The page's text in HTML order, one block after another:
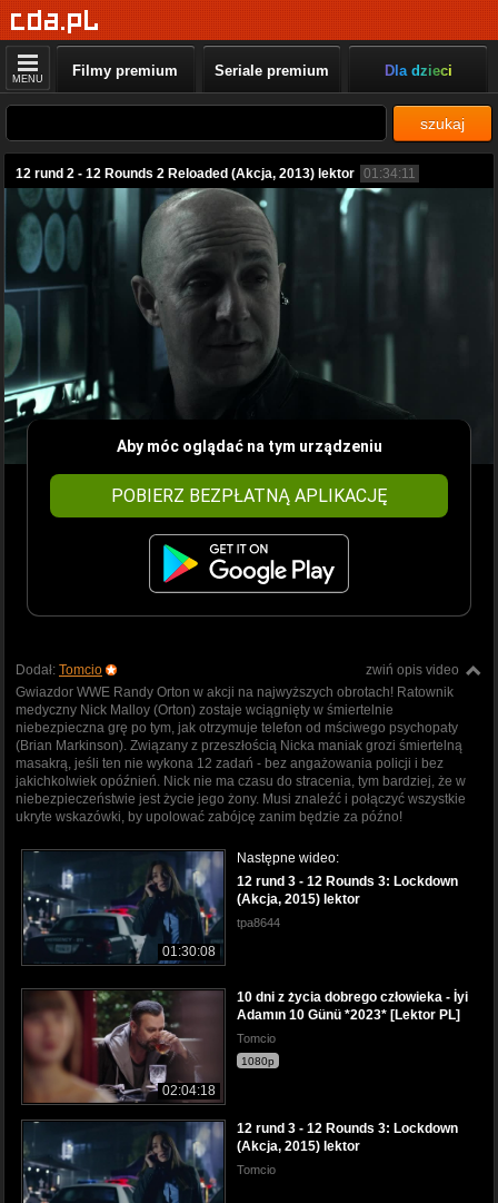
MENU Filmy premium Seriale premium Dla dzieci
szukaj
12 rund 2 - 12 Rounds 2 Reloaded (Akcja, 2013) lektor 01:34:11
Aby móc oglądać na tym urządzeniu
POBIERZ BEZPŁATNĄ APLIKACJĘ
zwiń opis video
Dodał: Tomcio
Gwiazdor WWE Randy Orton w akcji na najwyższych obrotach! Ratownik
medyczny Nick Malloy (Orton) zostaje wciągnięty w śmiertelnie
niebezpieczna grę po tym, jak otrzymuje telefon od mściwego psychopaty
(Brian Markinson). Związany z przeszłością Nicka maniak grozi śmiertelną
masakrą, jeśli ten nie wykona 12 zadań - bez angażowania policji i bez
jakichkolwiek opóźnień. Nick nie ma czasu do stracenia, tym bardziej, że w
niebezpieczeństwie jest życie jego żony. Musi znaleźć i połączyć wszystkie
ukryte wskazówki, by upolować zabójcę zanim będzie za późno!
01:30:08
Następne wideo:
12 rund 3 - 12 Rounds 3: Lockdown
(Akcja, 2015) lektor
tpa8644
02:04:18
10 dni z życia dobrego człowieka - İyi
Adamın 10 Günü *2023* [Lektor PL]
Tomcio
1080p
12 rund 3 - 12 Rounds 3: Lockdown
(Akcja, 2015) lektor
Tomcio